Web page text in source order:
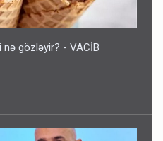
gözləyir? - VACİB